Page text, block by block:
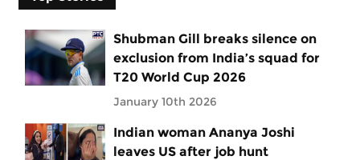
Shubman Gill breaks silence on
exclusion from India’s squad for
T20 World Cup 2026
January 10th 2026
Indian woman Ananya Joshi
leaves US after job hunt